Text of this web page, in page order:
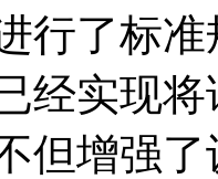
行了标
经实现
但增强